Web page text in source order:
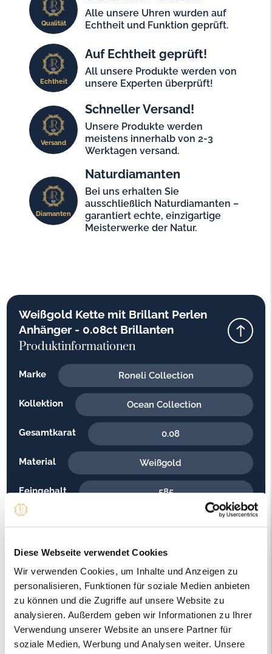
Diese Webseite verwendet Cookies
Wir verwenden Cookies, um Inhalte und Anzeigen zu
personalisieren, Funktionen für soziale Medien anbieten
zu können und die Zugriffe auf unsere Website zu
analysieren. Außerdem geben wir Informationen zu Ihrer
Verwendung unserer Website an unsere Partner für
soziale Medien, Werbung und Analysen weiter. Unsere
Qualität
Alle unsere Uhren wurden auf
Echtheit und Funktion geprüft.
Echtheit
Auf Echtheit geprüft!
All unsere Produkte werden von
unsere Experten überprüft!
Versand
Schneller Versand!
Unsere Produkte werden
meistens innerhalb von 2-3
Werktagen versand.
Diamanten
Naturdiamanten
Bei uns erhalten Sie
ausschließlich Naturdiamanten –
garantiert echte, einzigartige
Meisterwerke der Natur.
Weißgold Kette mit Brillant Perlen
Anhänger - 0.08ct Brillanten
Produktinformationen
Marke Roneli Collection
Kollektion Ocean Collection
Gesamtkarat 0.08
Material Weißgold
Feingehalt 585
Gewicht
Steinfarbe G - Feines Weiss
Steinqualität
Edelsteinfarbe
Artikelnummer